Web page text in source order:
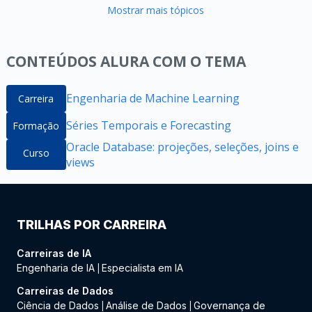
Mostrar mais tópicos
CONTEÚDOS ALURA COM O TEMA
Carreira Engenharia de Machine Learning
Formação Séries Temporais e Forecasting
Curso
Oracle Database: projeções, seleções, joins e
views
TRILHAS POR CARREIRA
Carreiras de IA
Engenharia de IA Especialista em IA
Carreiras de Dados
Ciência de Dados
Análise de Dados
Governança de